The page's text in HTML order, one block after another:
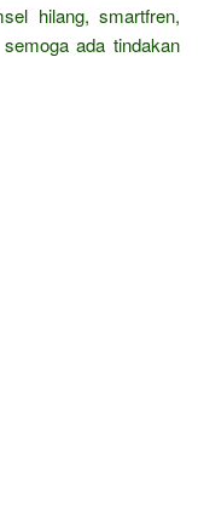
hilang, smartfren,
ada tindakan